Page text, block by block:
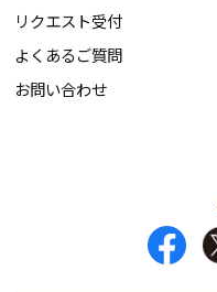
リクエスト受付
よくあるご質問
お問い合わせ